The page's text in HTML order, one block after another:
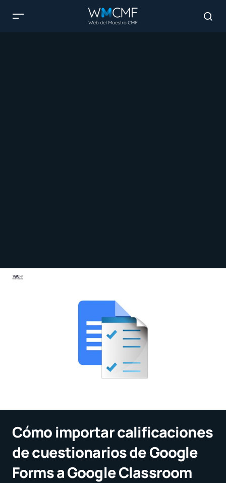
Cómo importar calificaciones
de cuestionarios de Google
Forms a Google Classroom